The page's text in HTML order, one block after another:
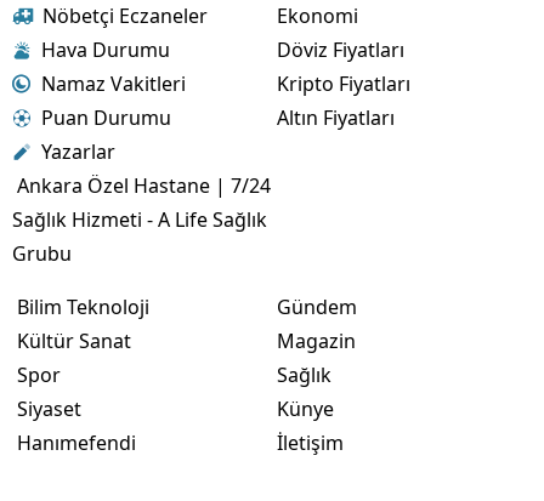
Nöbetçi Eczaneler
Hava Durumu
Namaz Vakitleri
Puan Durumu
Yazarlar
Ankara Özel Hastane | 7/24
Sağlık Hizmeti - A Life Sağlık
Grubu
Ekonomi
Döviz Fiyatları
Kripto Fiyatları
Altın Fiyatları
Bilim Teknoloji
Kültür Sanat
Spor
Siyaset
Hanımefendi
Gündem
Magazin
Sağlık
Künye
İletişim